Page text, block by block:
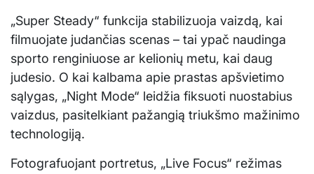
„Super Steady“ funkcija stabilizuoja vaizdą, kai
filmuojate judančias scenas – tai ypač naudinga
sporto renginiuose ar kelionių metu, kai daug
judesio. O kai kalbama apie prastas apšvietimo
sąlygas, „Night Mode“ leidžia fiksuoti nuostabius
vaizdus, pasitelkiant pažangią triukšmo mažinimo
technologiją.
Fotografuojant portretus, „Live Focus“ režimas